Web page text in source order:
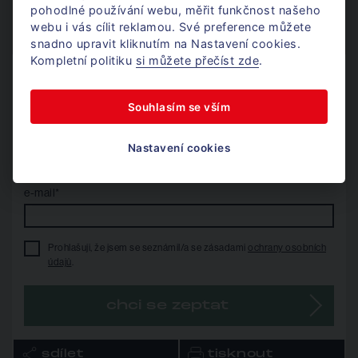
Stravování
V okolí Technologického parku najdete širokou škálu
restaurací a bister, z kterého si určitě vyberte:
QWERTY Restaurace
Bistro 22
Pizzerie Mozzarella
Restaurace a jídelna KANAS
jan@donajmu.cz
a já se vám ozvu.
e-mail*
Prohlašuji, že jsem se seznámil/a se zásadami ochrany osobních
údajů
sdílet tisknout
pohodlné používání webu, měřit funkčnost našeho
webu i vás cílit reklamou. Své preference můžete
snadno upravit kliknutím na Nastavení cookies.
Kompletní politiku si můžete přečíst zde.
Souhlasím se vším
Nastavení cookies